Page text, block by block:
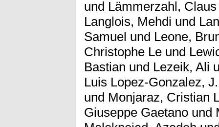
und Lämmerzahl, Claus
Langlois, Mehdi und
Samuel und Leone,
Christophe Le und
Bastian und Lezeik, Ali
Luis Lopez-Gonzalez, J.
und Monjaraz, Cristian
Giuseppe Gaetano und